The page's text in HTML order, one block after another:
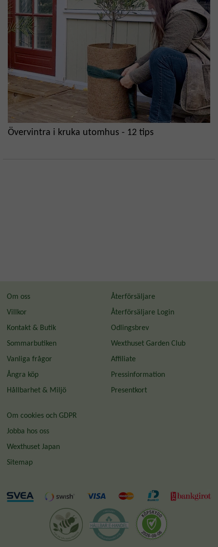
Övervintra i kruka utomhus - 12 tips
Om oss
Villkor
Kontakt & Butik
Sommarbutiken
Vanliga frågor
Ångra köp
Hållbarhet & Miljö
Återförsäljare
Återförsäljare Login
Odlingsbrev
Wexthuset Garden Club
Affiliate
Pressinformation
Presentkort
Om cookies och GDPR
Jobba hos oss
Wexthuset Japan
Sitemap